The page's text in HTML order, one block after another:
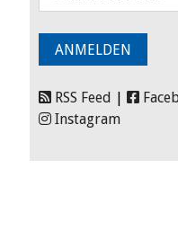
RSS Feed
Instagram